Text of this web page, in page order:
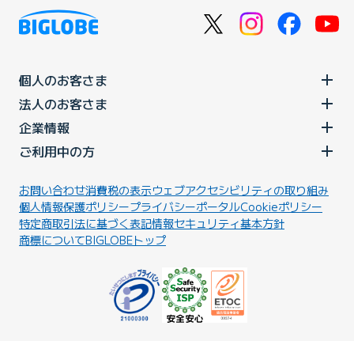
個人のお客さま
法人のお客さま
企業情報
ご利用中の方
お問い合わせ消費税の表示ウェブアクセシビリティの取り組み
個人情報保護ポリシープライバシーポータルCookieポリシー
特定商取引法に基づく表記情報セキュリティ基本方針
商標についてBIGLOBEトップ